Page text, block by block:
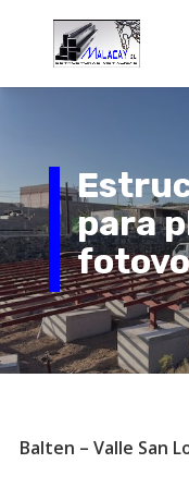
para
Balten – Valle San